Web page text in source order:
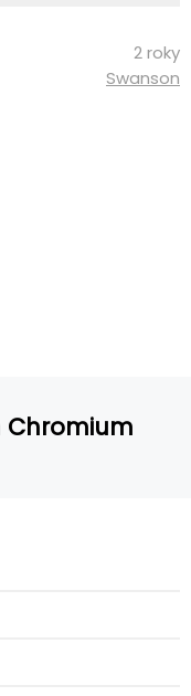
2 roky
Swanson
Chromium